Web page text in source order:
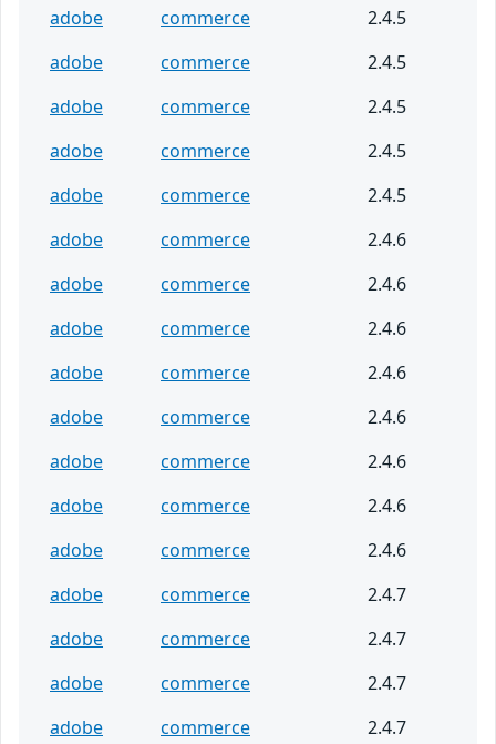
adobe
commerce
2.4.5
adobe
commerce
2.4.5
adobe
commerce
2.4.5
adobe
commerce
2.4.5
adobe
commerce
2.4.5
adobe
commerce
2.4.6
adobe
commerce
2.4.6
adobe
commerce
2.4.6
adobe
commerce
2.4.6
adobe
commerce
2.4.6
adobe
commerce
2.4.6
adobe
commerce
2.4.6
adobe
commerce
2.4.6
adobe
commerce
2.4.7
adobe
commerce
2.4.7
adobe
commerce
2.4.7
adobe
commerce
2.4.7